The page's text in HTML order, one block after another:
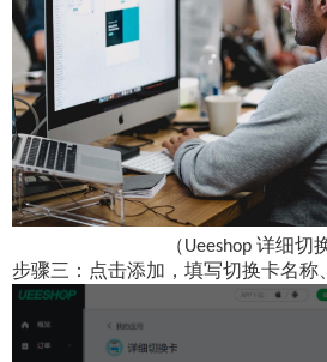
（Ueeshop 详细切
步骤三：点击添加，填写切换卡名称